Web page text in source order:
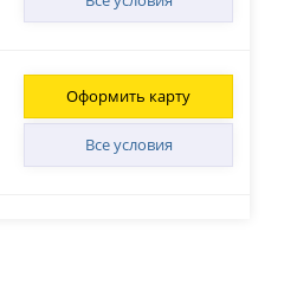
Все условия
Оформить карту